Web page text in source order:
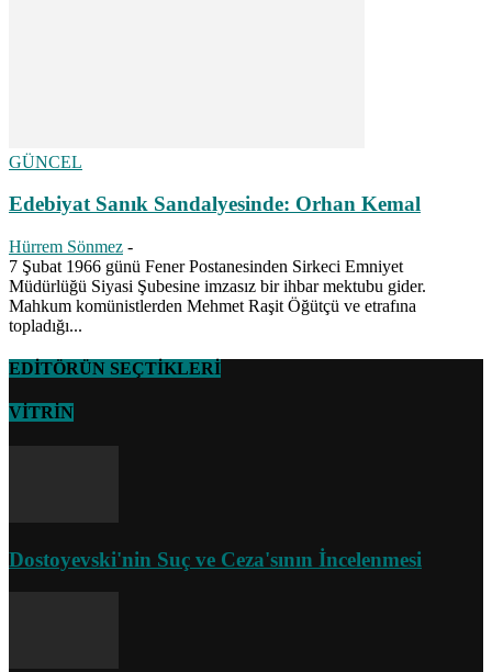
GÜNCEL
Edebiyat Sanık Sandalyesinde: Orhan Kemal
Hürrem Sönmez -
7 Şubat 1966 günü Fener Postanesinden Sirkeci Emniyet
Müdürlüğü Siyasi Şubesine imzasız bir ihbar mektubu gider.
Mahkum komünistlerden Mehmet Raşit Öğütçü ve etrafına
topladığı...
EDİTÖRÜN SEÇTİKLERİ
VİTRİN
Dostoyevski'nin Suç ve Ceza'sının İncelenmesi